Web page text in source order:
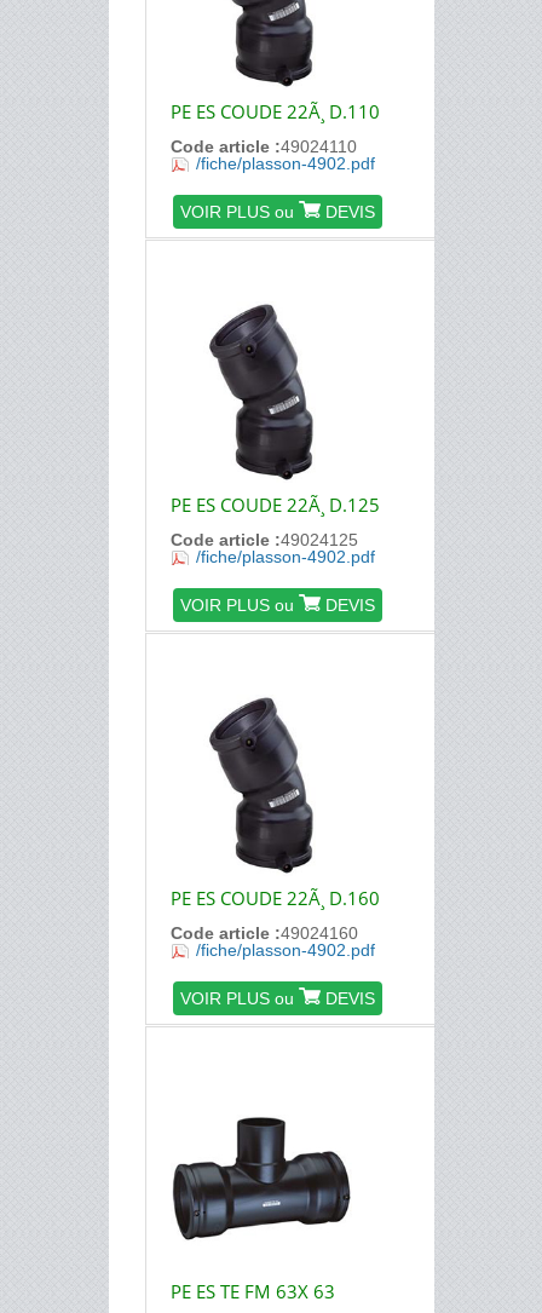
PE ES COUDE 22Ã¸ D.110
Code article :49024110
/fiche/plasson-4902.pdf
VOIR PLUS ou DEVIS
PE ES COUDE 22Ã¸ D.125
Code article :49024125
/fiche/plasson-4902.pdf
VOIR PLUS ou DEVIS
PE ES COUDE 22Ã¸ D.160
Code article :49024160
/fiche/plasson-4902.pdf
VOIR PLUS ou DEVIS
PE ES TE FM 63X 63